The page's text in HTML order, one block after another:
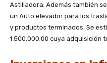
Astilladora. Además también
un Auto elevador para los
y productos terminados. Se
1.500.000,00 cuya adquisición